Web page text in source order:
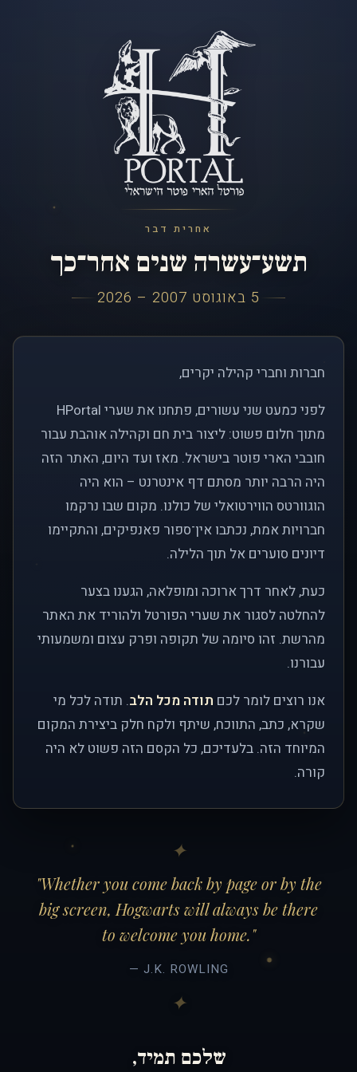
אחרית דבר
תשע־עשרה שנים אחר־כך
5 באוגוסט 2007 – 2026
חברות וחברי קהילה יקרים,
לפני כמעט שני עשורים, פתחנו את שערי HPortal
מתוך חלום פשוט: ליצור בית חם וקהילה אוהבת עבור
חובבי הארי פוטר בישראל. מאז ועד היום, האתר הזה
היה הרבה יותר מסתם דף אינטרנט – הוא היה
הוגוורטס הווירטואלי של כולנו. מקום שבו נרקמו
חברויות אמת, נכתבו אין־ספור פאנפיקים, והתקיימו
דיונים סוערים אל תוך הלילה.
כעת, לאחר דרך ארוכה ומופלאה, הגענו בצער
להחלטה לסגור את שערי הפורטל ולהוריד את האתר
מהרשת. זהו סיומה של תקופה ופרק עצום ומשמעותי
עבורנו.
אנו רוצים לומר לכם תודה מכל הלב. תודה לכל מי
שקרא, כתב, התווכח, שיתף ולקח חלק ביצירת המקום
המיוחד הזה. בלעדיכם, כל הקסם הזה פשוט לא היה
קורה.
"Whether you come back by page or by the
big screen, Hogwarts will always be there
to welcome you home."
— J.K. ROWLING
שלכם תמיד,